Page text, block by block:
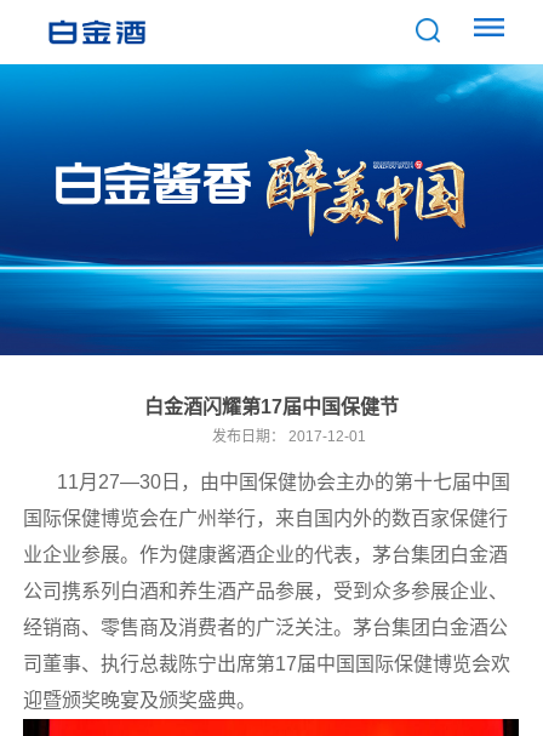
白金酒闪耀第17届中国保健节
发布日期： 2017-12-01
11月27—30日，由中国保健协会主办的第十七届中国
国际保健博览会在广州举行，来自国内外的数百家保健行
业企业参展。作为健康酱酒企业的代表，茅台集团白金酒
公司携系列白酒和养生酒产品参展，受到众多参展企业、
经销商、零售商及消费者的广泛关注。茅台集团白金酒公
司董事、执行总裁陈宁出席第17届中国国际保健博览会欢
迎暨颁奖晚宴及颁奖盛典。